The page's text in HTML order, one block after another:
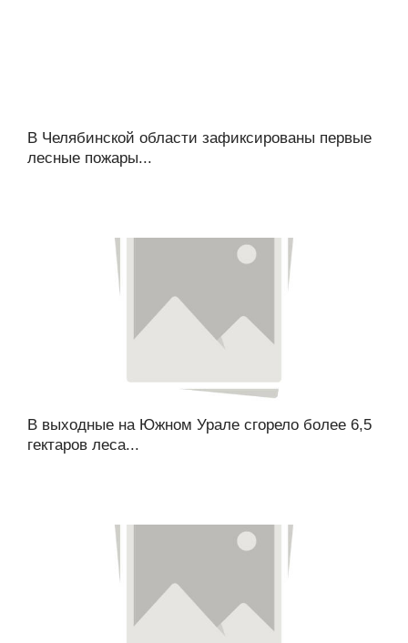
В Челябинской области зафиксированы первые
лесные пожары...
В выходные на Южном Урале сгорело более 6,5
гектаров леса...